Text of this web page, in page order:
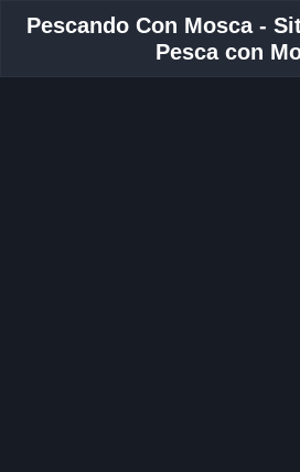
Pescando Con Mosca -
Pesca con